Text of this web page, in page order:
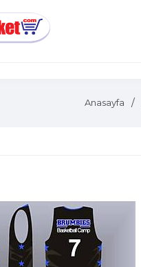
Anasayfa